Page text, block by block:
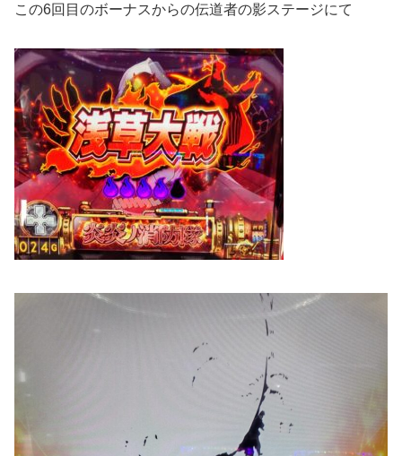
この6回目のボーナスからの伝道者の影ステージにて